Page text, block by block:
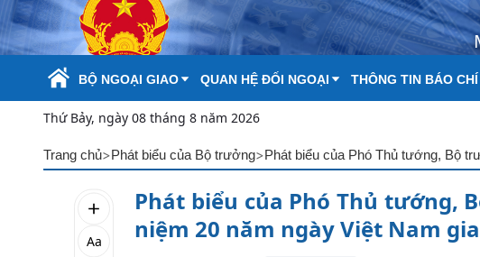
Skip to Main Content
BỘ NGOẠI GIAO QUAN HỆ ĐỐI NGOẠI THÔNG TIN BÁO CHÍ
Thứ Bảy, ngày 08 tháng 8 năm 2026
Trang chủ>Phát biểu của Bộ trưởng>
Aa
Phát biểu của Phó Thủ tướng,
niệm 20 năm ngày Việt Nam